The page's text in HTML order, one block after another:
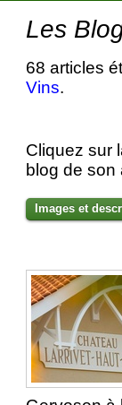
Les
68 articles
Vins.
Cliquez sur
blog de son
Images et